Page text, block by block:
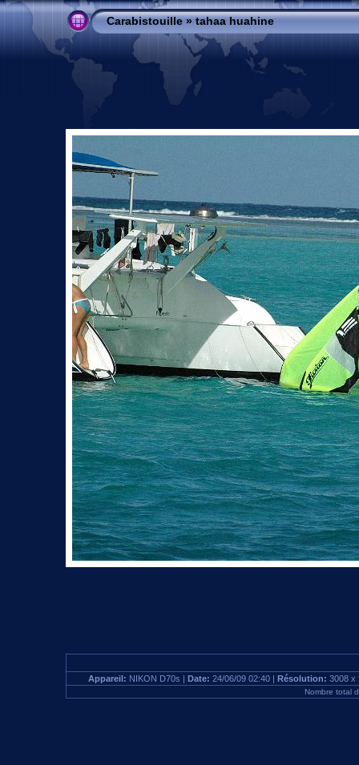
Carabistouille»tahaa huahine
Appareil: NIKON D70s | Date: 24/06/09 02:40 | Résolution: 3008 x
Nombre total